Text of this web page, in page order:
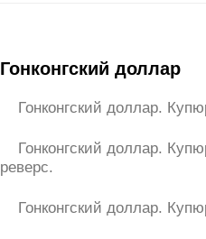
Гонконгский доллар
Гонконгский доллар.
Гонконгский доллар.
реверс.
Гонконгский доллар.